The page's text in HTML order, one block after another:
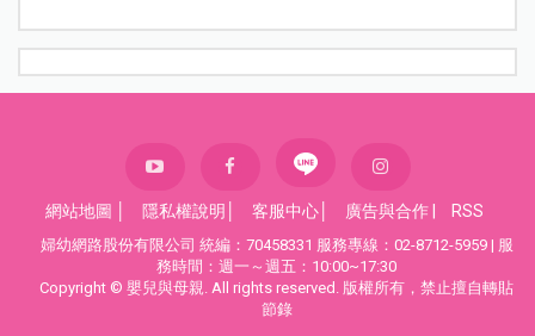
網站地圖 隱私權說明 客服中心 廣告與合作 RSS
婦幼網路股份有限公司 統編：70458331 服務專線：02-8712-5959 | 服
務時間：週一～週五：10:00~17:30
Copyright © 嬰兒與母親. All rights reserved. 版權所有，禁止擅自轉貼
節錄